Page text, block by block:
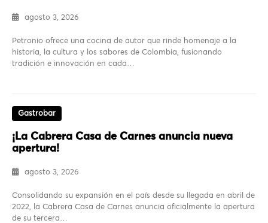
agosto 3, 2026
Petronio ofrece una cocina de autor que rinde homenaje a la
historia, la cultura y los sabores de Colombia, fusionando
tradición e innovación en cada…
Gastrobar
¡La Cabrera Casa de Carnes anuncia nueva
apertura!
agosto 3, 2026
Consolidando su expansión en el país desde su llegada en abril de
2022, la Cabrera Casa de Carnes anuncia oficialmente la apertura
de su tercera…